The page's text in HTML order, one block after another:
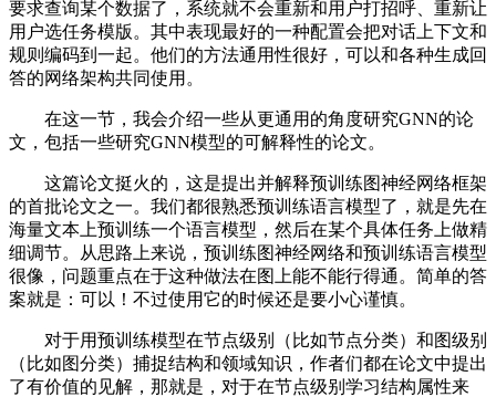
要求查询某个数据了，系统就不会重新和用户打招呼、重新让
用户选任务模版。其中表现最好的一种配置会把对话上下文和
规则编码到一起。他们的方法通用性很好，可以和各种生成回
答的网络架构共同使用。
在这一节，我会介绍一些从更通用的角度研究GNN的论
文，包括一些研究GNN模型的可解释性的论文。
这篇论文挺火的，这是提出并解释预训练图神经网络框架
的首批论文之一。我们都很熟悉预训练语言模型了，就是先在
海量文本上预训练一个语言模型，然后在某个具体任务上做精
细调节。从思路上来说，预训练图神经网络和预训练语言模型
很像，问题重点在于这种做法在图上能不能行得通。简单的答
案就是：可以！不过使用它的时候还是要小心谨慎。
对于用预训练模型在节点级别（比如节点分类）和图级别
（比如图分类）捕捉结构和领域知识，作者们都在论文中提出
了有价值的见解，那就是，对于在节点级别学习结构属性来